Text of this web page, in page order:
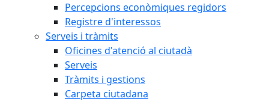
Percepcions econòmiques regidors
Registre d'interessos
Serveis i tràmits
Oficines d'atenció al ciutadà
Serveis
Tràmits i gestions
Carpeta ciutadana